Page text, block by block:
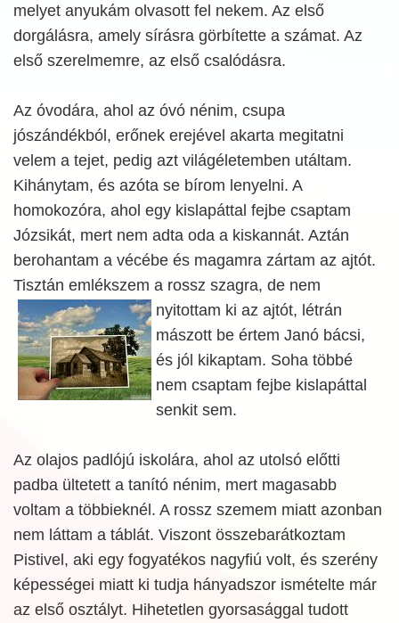
melyet anyukám olvasott fel nekem. Az első
dorgálásra, amely sírásra görbítette a számat. Az
első szerelmemre, az első csalódásra.
Az óvodára, ahol az óvó nénim, csupa
jószándékból, erőnek erejével akarta megitatni
velem a tejet, pedig azt világéletemben utáltam.
Kihánytam, és azóta se bírom lenyelni. A
homokozóra, ahol egy kislapáttal fejbe csaptam
Józsikát, mert nem adta oda a kiskannát. Aztán
berohantam a vécébe és magamra zártam az ajtót.
Tisztán emlékszem a rossz szagra, de nem
nyitottam ki az ajtót, létrán
mászott be értem Janó bácsi,
és jól kikaptam. Soha többé
nem csaptam fejbe kislapáttal
senkit sem.
Az olajos padlójú iskolára, ahol az utolsó előtti
padba ültetett a tanító nénim, mert magasabb
voltam a többieknél. A rossz szemem miatt azonban
nem láttam a táblát. Viszont összebarátkoztam
Pistivel, aki egy fogyatékos nagyfiú volt, és szerény
képességei miatt ki tudja hányadszor ismételte már
az első osztályt. Hihetetlen gyorsasággal tudott